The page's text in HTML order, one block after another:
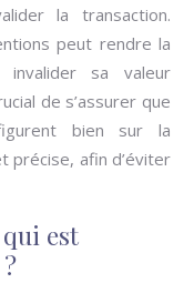
la transaction.
peut rendre la
invalider sa valeur
de s’assurer que
bien sur la
précise, afin d’éviter
est